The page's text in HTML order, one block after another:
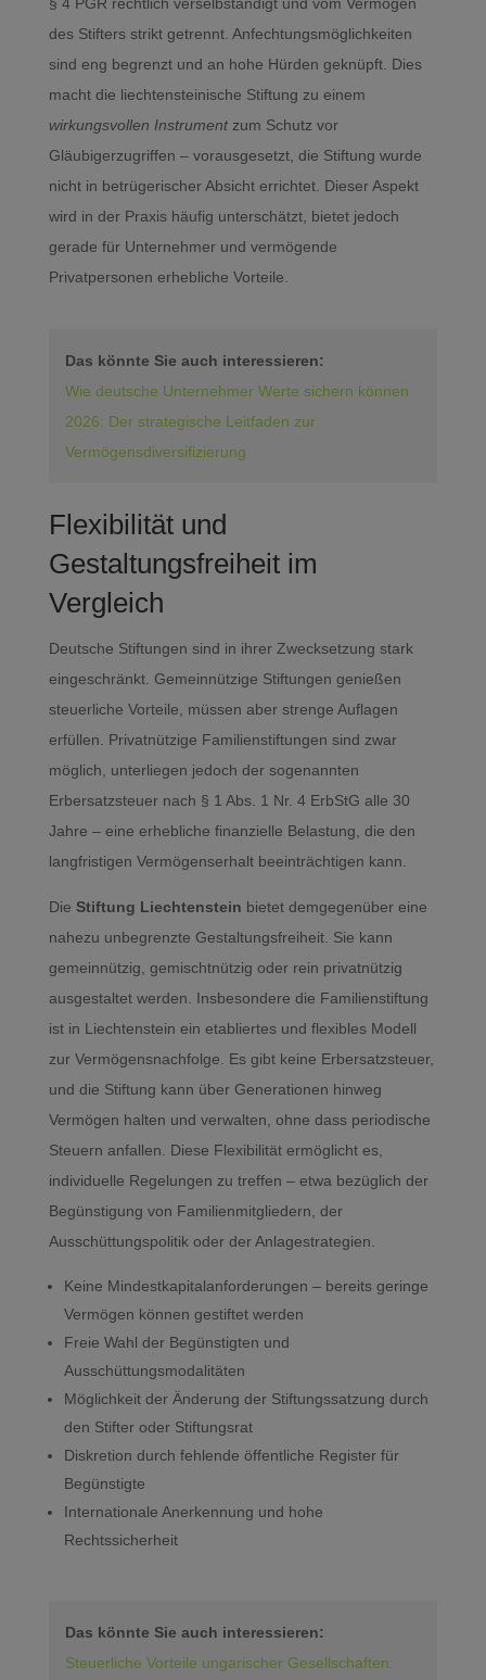
des Stifters strikt getrennt. Anfechtungsmöglichkeiten
sind eng begrenzt und an hohe Hürden geknüpft. Dies
macht die liechtensteinische Stiftung zu einem
wirkungsvollen Instrumentzum Schutz vor
Gläubigerzugriffen – vorausgesetzt, die Stiftung wurde
nicht in betrügerischer Absicht errichtet. Dieser Aspekt
wird in der Praxis häufig unterschätzt, bietet jedoch
gerade für Unternehmer und vermögende
Privatpersonen erhebliche Vorteile.
Das könnte Sie auch interessieren:
Wie deutsche Unternehmer Werte sichern können
2026: Der strategische Leitfaden zur
Vermögensdiversifizierung
Flexibilität und
Gestaltungsfreiheit im
Vergleich
Deutsche Stiftungen sind in ihrer Zwecksetzung stark
eingeschränkt. Gemeinnützige Stiftungen genießen
steuerliche Vorteile, müssen aber strenge Auflagen
erfüllen. Privatnützige Familienstiftungen sind zwar
möglich, unterliegen jedoch der sogenannten
Erbersatzsteuer nach § 1 Abs. 1 Nr. 4 ErbStG alle 30
Jahre – eine erhebliche finanzielle Belastung, die den
langfristigen Vermögenserhalt beeinträchtigen kann.
Die Stiftung Liechtenstein bietet demgegenüber eine
nahezu unbegrenzte Gestaltungsfreiheit. Sie kann
gemeinnützig, gemischtnützig oder rein privatnützig
ausgestaltet werden. Insbesondere die Familienstiftung
ist in Liechtenstein ein etabliertes und flexibles Modell
zur Vermögensnachfolge. Es gibt keine Erbersatzsteuer,
und die Stiftung kann über Generationen hinweg
Vermögen halten und verwalten, ohne dass periodische
Steuern anfallen. Diese Flexibilität ermöglicht es,
individuelle Regelungen zu treffen – etwa bezüglich der
Begünstigung von Familienmitgliedern, der
Ausschüttungspolitik oder der Anlagestrategien.
Keine Mindestkapitalanforderungen – bereits geringe
Vermögen können gestiftet werden
Freie Wahl der Begünstigten und
Ausschüttungsmodalitäten
Möglichkeit der Änderung der Stiftungssatzung durch
den Stifter oder Stiftungsrat
Diskretion durch fehlende öffentliche Register für
Begünstigte
Internationale Anerkennung und hohe
Rechtssicherheit
Das könnte Sie auch interessieren:
Steuerliche Vorteile ungarischer Gesellschaften: